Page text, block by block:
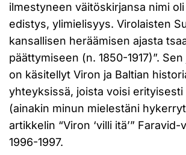
ilmestyneen väitöskirjansa nimi oli
edistys, ylimielisyys. Virolaisten
kansallisen heräämisen ajasta
päättymiseen (n. 1850-1917)”.
on käsitellyt Viron ja Baltian
yhteyksissä, joista voisi erityisesti
(ainakin minun mielestäni
artikkelin “Viron ‘villi itä’”
1996-1997.